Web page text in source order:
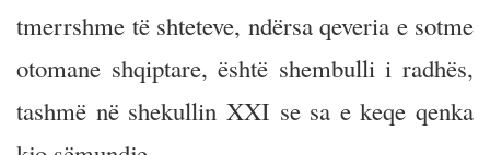
tmerrshme të shteteve, ndërsa qeveria e sotme
otomane shqiptare, është shembulli i radhës,
tashmë në shekullin XXI se sa e keqe qenka